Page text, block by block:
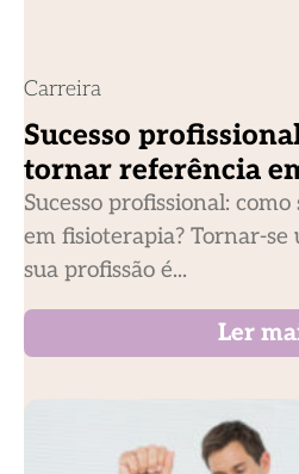
Carreira
Sucesso
tornar referência
Sucesso profissional:
em fisioterapia? Tornar-
sua profissão é...
Ler